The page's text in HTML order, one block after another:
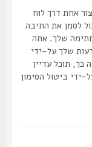
דרך לוח
את התיבה
שלך. אתה
שלך על-ידי
עדיין
ביטול הסימון